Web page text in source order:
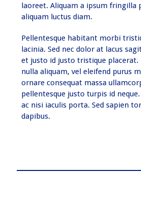
laoreet. Aliquam a ipsum fringilla
aliquam luctus diam.
Pellentesque habitant morbi
lacinia. Sed nec dolor at lacus
et justo id justo tristique placerat.
nulla aliquam, vel eleifend purus
ornare consequat massa
pellentesque justo turpis id
ac nisi iaculis porta. Sed sapien
dapibus.